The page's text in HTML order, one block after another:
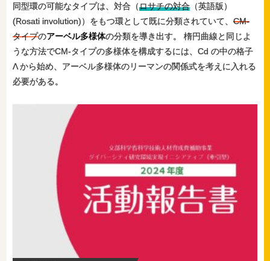
同型環の可能なタイプは、対合（ロサチの対合 （英語版）
(Rosati involution)）をもつ環として既に分類されていて、 CM-
タイプのアーベル多様体の分類を導き出す。 楕円曲線と同じよ
うな方法でCM-タイプの多様体を構成するには、Cd の中の格子
Λ から始め、アーベル多様体のリーマンの関係式を考えに入れる
必要がある。